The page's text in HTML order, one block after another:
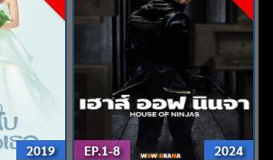
2019 EP.1-8 2024